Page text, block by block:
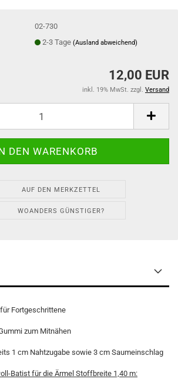
02-730
2-3 Tage(Ausland abweichend)
12,00 EUR
inkl. 19% MwSt. zzgl. Versand
AUF DEN MERKZETTEL
WOANDERS GÜNSTIGER?
Fortgeschrittene
zum Mitnähen
1 cm Nahtzugabe sowie 3 cm Saumeinschlag
Batist für die Ärmel Stoffbreite 1,40 m: